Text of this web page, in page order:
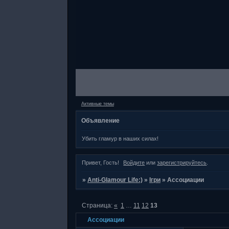
Активные темы
Объявление
Убить гламур в наших силах!
Привет, Гость! Войдите илизарегистрируйтесь
» Anti-Glamour Life:) » Ігри » Ассоциации
Ассоциации
Страница: « 1 … 11 12 13